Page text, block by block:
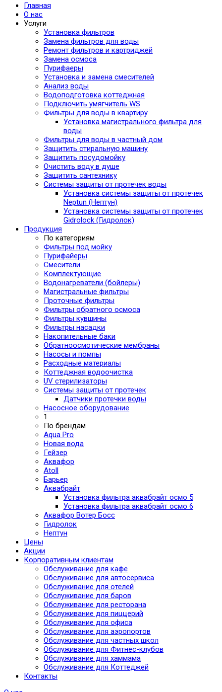
Главная
О нас
Услуги
Установка фильтров
Замена фильтров для воды
Ремонт фильтров и картриджей
Замена осмоса
Пурифаеры
Установка и замена смесителей
Анализ воды
Водоподготовка коттеджная
Подключить умягчитель WS
Фильтры для воды в квартиру
Установка магистрального фильтра для
воды
Фильтры для воды в частный дом
Защитить стиральную машину
Защитить посудомойку
Очистить воду в душе
Защитить сантехнику
Системы защиты от протечек воды
Установка системы защиты от протечек
Neptun (Нептун)
Установка системы защиты от протечек
Gidrolock (Гидролок)
Продукция
По категориям
Фильтры под мойку
Пурифайеры
Смесители
Комплектующие
Водонагреватели (бойлеры)
Магистральные фильтры
Проточные фильтры
Фильтры обратного осмоса
Фильтры кувшины
Фильтры насадки
Накопительные баки
Обратноосмотические мембраны
Насосы и помпы
Расходные материалы
Коттеджная водоочистка
UV стерилизаторы
Системы защиты от протечек
Датчики протечки воды
Насосное оборудование
1
По брендам
Aqua Pro
Новая вода
Гейзер
Аквафор
Atoll
Барьер
Аквабрайт
Установка фильтра аквабрайт осмо 5
Установка фильтра аквабрайт осмо 6
Аквафор Вотер Босс
Гидролок
Нептун
Цены
Акции
Корпоративным клиентам
Обслуживание для кафе
Обслуживание для автосервиса
Обслуживание для отелей
Обслуживание для баров
Обслуживание для ресторана
Обслуживание для пиццерий
Обслуживание для офиса
Обслуживание для аэропортов
Обслуживание для частных школ
Обслуживание для Фитнес-клубов
Обслуживание для хаммама
Обслуживание для Коттеджей
Контакты